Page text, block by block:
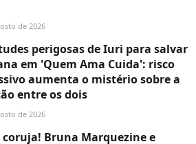
de 2026
perigosas de Iuri para salvar
em 'Quem Ama Cuida': risco
aumenta o mistério sobre a
entre os dois
de 2026
coruja! Bruna Marquezine e